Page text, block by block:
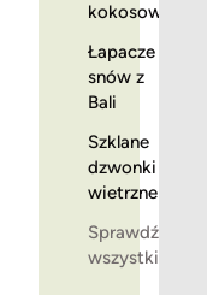
kokosowe
Łapacze
snów z
Bali
Szklane
dzwonki
wietrzne
Sprawdź
wszystkie